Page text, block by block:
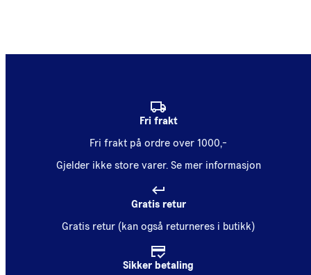
Fri frakt
Fri frakt på ordre over 1000,-
Gjelder ikke store varer. Se mer informasjon
Gratis retur
Gratis retur (kan også returneres i butikk)
Sikker betaling